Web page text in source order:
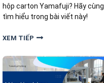
hộp carton Yamafuji? Hãy cùng
tìm hiểu trong bài viết này!
XEM TIẾP